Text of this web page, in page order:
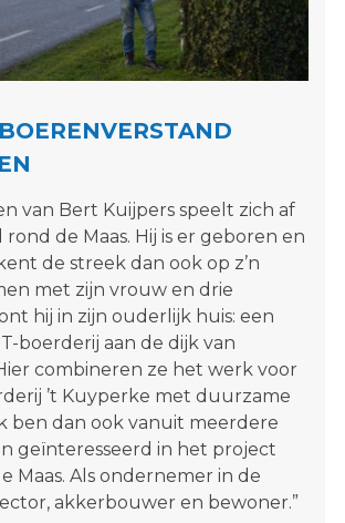
van Bert Kuijpers speelt zich af
de Maas. Hij is er geboren en
de streek dan ook op z’n
met zijn vrouw en drie
hij in zijn ouderlijk huis: een
boerderij aan de dijk van
combineren ze het werk voor
’t Kuyperke met duurzame
ben dan ook vanuit meerdere
geïnteresseerd in het project
Maas. Als ondernemer in de
akkerbouwer en bewoner.”